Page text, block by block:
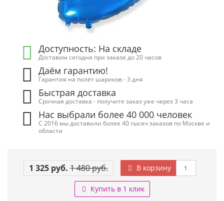
Доступность: На складе
Доставим сегодня при заказе до 20 часов
Даём гарантию!
Гарантия на полёт шариков - 3 дня
Быстрая доставка
Срочная доставка - получите заказ уже через 3 часа
Нас выбрали более 40 000 человек
С 2016 мы доставили более 40 тысяч заказов по Москве и
области
1 325 руб. 1 480 руб. В корзину
Купить в 1 клик